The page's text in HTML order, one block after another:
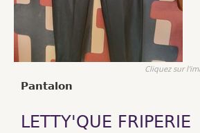
Cliquez sur
Pantalon
LETTY'QUE FRIPERIE